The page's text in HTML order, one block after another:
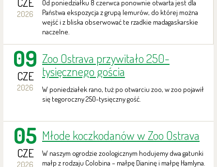
2026
Od poniedziałku 8 czerwca ponownie otwarta jest dla
Państwa ekspozycja z grupą lemurów, do której można
wejść i z bliska obserwować te rzadkie madagaskarskie
naczelne.
09
CZE
2026
Zoo Ostrava przywitało 250-
tysięcznego gościa
W poniedziałek rano, tuż po otwarciu zoo, w zoo pojawił
się tegoroczny 250-tysięczny gość.
05
CZE
2026
Młode koczkodanów w Zoo Ostrava
W naszym ogrodzie zoologicznym hodujemy dwa gatunki
małp z rodzaju Colobina – małpę Dianinę i małpę Hamlyna.